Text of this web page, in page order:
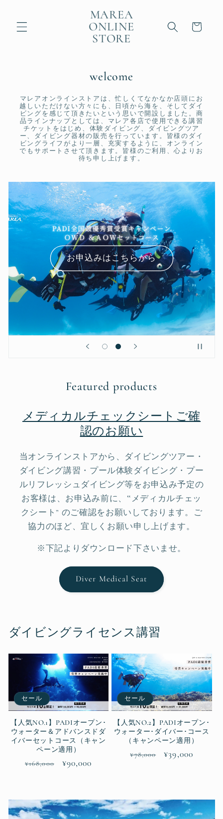
進む
MAREA
ONLINE
STORE
ー
welcome
マレアオンラインストアは、忙しくてなかなか店頭にお
越しいただけない方々にも、日頃から海を、そしてダイ
ビングを感じて頂きたいという思いで開設しました。商
品ラインナップとしては、マレア各店で使用できる講習
チケットをはじめ、体験ダイビング、ダイビングツア
ー、ダイビング器材の販売を行っています。皆様のダイ
ビングライフがより一層、充実するように、オンライン
でもサポートさせて頂きます。皆様のご利用、心よりお
待ち申し上げます。
ダイビングを始めたい方へ
Featured products
メディカルチェックシートご確
認のお願い
当オンラインストアから、ダイビングツアー・
ダイビング講習・プール体験ダイビング・プー
ルリフレッシュダイビング等をお申込み予定の
お客様は、お申込み前に、‟メディカルチェッ
クシート” のご確認をお願いしております。ご
協力のほど、宜しくお願い申し上げます。
※下記よりダウンロード下さいませ。
Diver Medical Seat
ダイビングライセンス講習
セール
【人気NO.1】PADIオープン･
ウォーター＆アドバンスドダ
イバーセットコース（キャン
ペーン適用）
通
格
¥168,000
セ
価
格
¥90,000
セール
【人気NO.2】PADIオープン･
ウォーター･ダイバー･コース
（キャンペーン適用）
通
¥78,000
セ
格
¥39,000